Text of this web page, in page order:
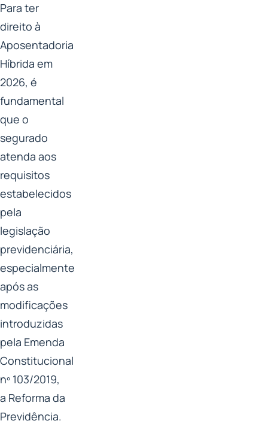
Para ter
direito à
Aposentadoria
Híbrida em
2026, é
fundamental
que o
segurado
atenda aos
requisitos
estabelecidos
pela
legislação
previdenciária,
especialmente
após as
modificações
introduzidas
pela Emenda
Constitucional
nº 103/2019,
a Reforma da
Previdência.